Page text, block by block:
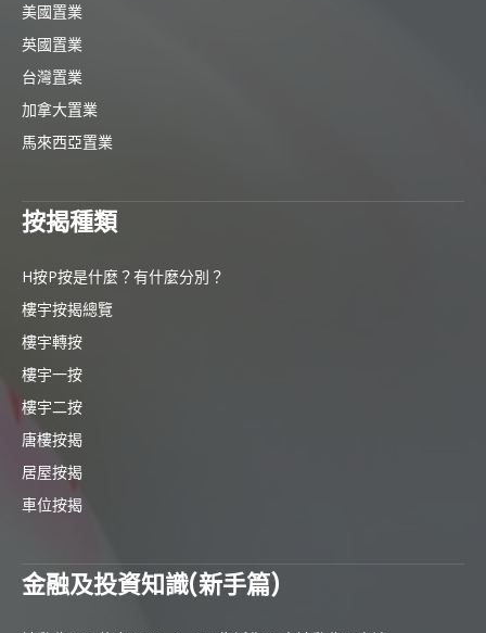
美國置業
英國置業
台灣置業
加拿大置業
馬來西亞置業
按揭種類
H按P按是什麼？有什麼分別？
樓宇按揭總覽
樓宇轉按
樓宇一按
樓宇二按
唐樓按揭
居屋按揭
車位按揭
金融及投資知識(新手篇)